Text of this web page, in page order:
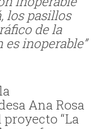
los pasillos
de la
inoperable”
Ana Rosa
“La